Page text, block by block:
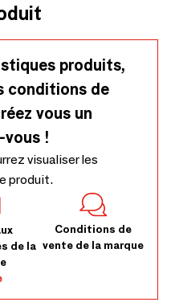
produits,
conditions de
vous un
!
visualiser les
produit.
de la
Conditions de
vente de la marque